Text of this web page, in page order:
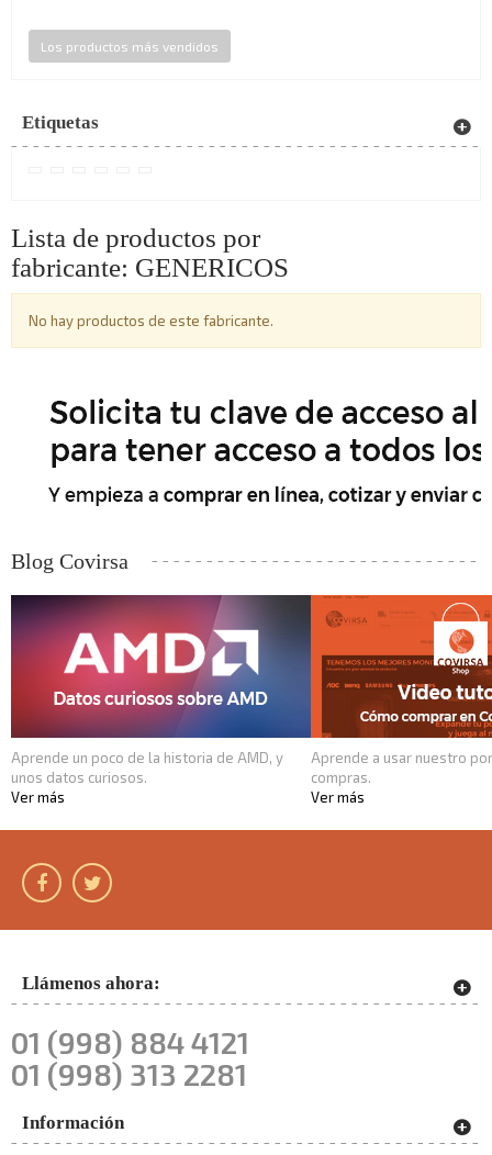
Los productos más vendidos
Etiquetas
Lista de productos por
fabricante: GENERICOS
No hay productos de este fabricante.
Blog Covirsa
Aprende un poco de la historia de AMD, y
unos datos curiosos.
Ver más
Aprende a usar nuestro
compras.
Ver más
Llámenos ahora:
01 (998) 884 4121
01 (998) 313 2281
Información